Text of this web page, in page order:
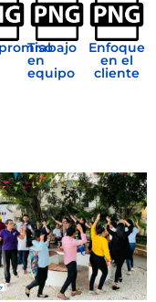
Trabajo
en
equipo
Enfoque
en el
cliente